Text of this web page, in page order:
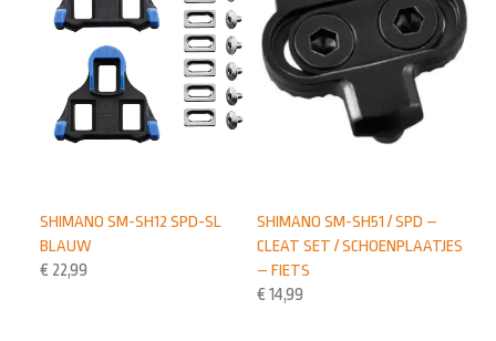
SHIMANO SM-SH51 / SPD –
CLEAT SET / SCHOENPLAATJES
– FIETS
€ 14,99
SHIMANO SM-SH12 SPD-SL
BLAUW
€ 22,99